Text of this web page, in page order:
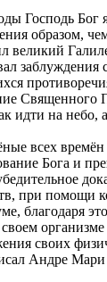
Господь Бог
образом,
великий
Священного
идти на небо,
всех
Бога и
при помощи
благодаря
своих
Андре